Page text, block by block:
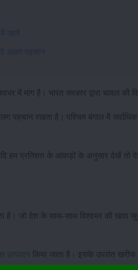
जानें
अलग पहचान
में मांग है। भारत सरकार द्वारा चावल की
पहचान रखता है। पश्चिम बंगाल में
हम प्रतिशत के आंकड़ों के अनुसार देखें तो
है। जो देश के साथ-साथ विश्वभर की खाद्य
उत्पादन किया जाता है। इसके उपरांत